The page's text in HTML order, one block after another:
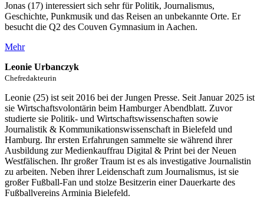
Jonas (17) interessiert sich sehr für Politik, Journalismus,
Geschichte, Punkmusik und das Reisen an unbekannte Orte. Er
besucht die Q2 des Couven Gymnasium in Aachen.
Mehr
Leonie Urbanczyk
Chefredakteurin
Leonie (25) ist seit 2016 bei der Jungen Presse. Seit Januar 2025 ist
sie Wirtschaftsvolontärin beim Hamburger Abendblatt. Zuvor
studierte sie Politik- und Wirtschaftswissenschaften sowie
Journalistik & Kommunikationswissenschaft in Bielefeld und
Hamburg. Ihr ersten Erfahrungen sammelte sie während ihrer
Ausbildung zur Medienkauffrau Digital & Print bei der Neuen
Westfälischen. Ihr großer Traum ist es als investigative Journalistin
zu arbeiten. Neben ihrer Leidenschaft zum Journalismus, ist sie
großer Fußball-Fan und stolze Besitzerin einer Dauerkarte des
Fußballvereins Arminia Bielefeld.